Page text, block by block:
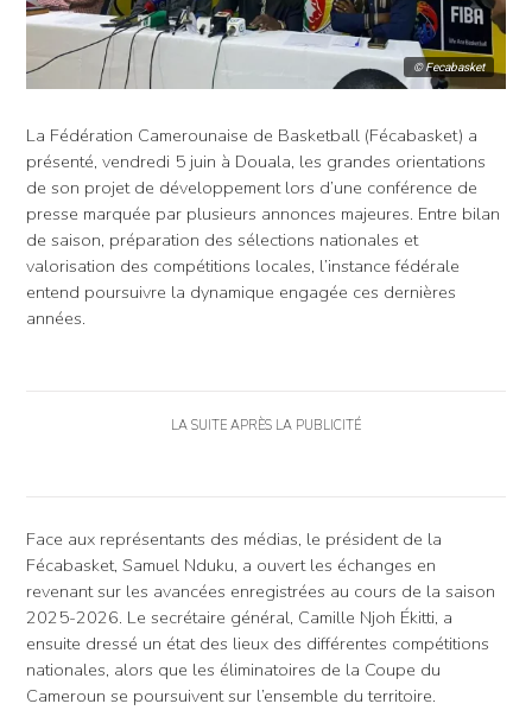
© Fecabasket
La Fédération Camerounaise de Basketball (Fécabasket) a
présenté, vendredi 5 juin à Douala, les grandes orientations
de son projet de développement lors d’une conférence de
presse marquée par plusieurs annonces majeures. Entre bilan
de saison, préparation des sélections nationales et
valorisation des compétitions locales, l’instance fédérale
entend poursuivre la dynamique engagée ces dernières
années.
LA SUITE APRÈS LA PUBLICITÉ
Face aux représentants des médias, le président de la
Fécabasket, Samuel Nduku, a ouvert les échanges en
revenant sur les avancées enregistrées au cours de la saison
2025-2026. Le secrétaire général, Camille Njoh Ékitti, a
ensuite dressé un état des lieux des différentes compétitions
nationales, alors que les éliminatoires de la Coupe du
Cameroun se poursuivent sur l’ensemble du territoire.